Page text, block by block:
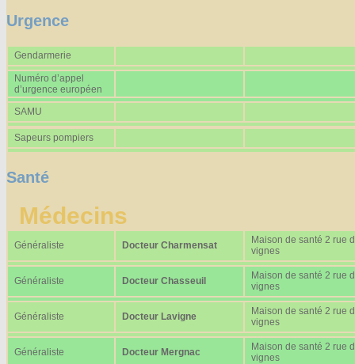
Urgence
Gendarmerie
Numéro d’appel
d’urgence européen
SAMU
Sapeurs pompiers
Santé
Médecins
Généraliste Docteur Charmensat
Maison de santé 2 rue
vignes
Généraliste Docteur Chasseuil
Maison de santé 2 rue
vignes
Généraliste Docteur Lavigne
Maison de santé 2 rue
vignes
Généraliste Docteur Mergnac
Maison de santé 2 rue
vignes